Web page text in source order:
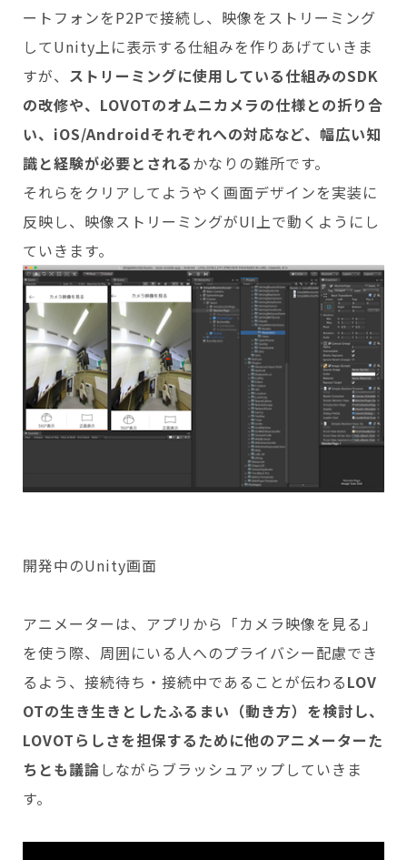
ートフォンをP2Pで接続し、映像をストリーミング
してUnity上に表示する仕組みを作りあげていきま
すが、 ストリーミングに使用している仕組みのSDK
の改修や、LOVOTのオムニカメラの仕様との折り合
い、iOS/Androidそれぞれへの対応など、幅広い知
識と経験が必要とされるかなりの難所です。
それらをクリアしてようやく画面デザインを実装に
反映し、映像ストリーミングがUI上で動くようにし
ていきます。
開発中のUnity画面
アニメーターは、アプリから「カメラ映像を見る」
を使う際、周囲にいる人へのプライバシー配慮でき
るよう、接続待ち・接続中であることが伝わるLOV
OTの生き生きとしたふるまい（動き方）を検討し、
LOVOTらしさを担保するために他のアニメーターた
ちとも議論 しながらブラッシュアップしていきま
す。